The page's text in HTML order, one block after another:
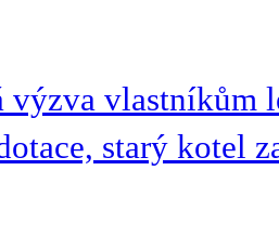
výzva vlastníkům
starý kotel